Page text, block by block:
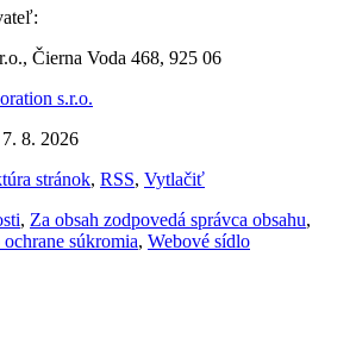
Čierna Voda 468, 925 06
s.r.o.
8. 2026
stránok, RSS, Vytlačiť
, Za obsah zodpovedá správca obsahu,
súkromia, Webové sídlo